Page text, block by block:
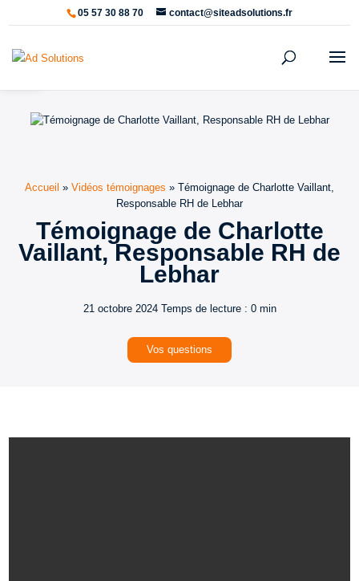
Ouvrir la barre d’outils
05 57 30 88 70 contact@siteadsolutions.fr
Accueil » Vidéos témoignages » Témoignage de Charlotte Vaillant,
Responsable RH de Lebhar
Témoignage de Charlotte
Vaillant, Responsable RH de
Lebhar
21 octobre 2024 Temps de lecture : 0 min
Vos questions